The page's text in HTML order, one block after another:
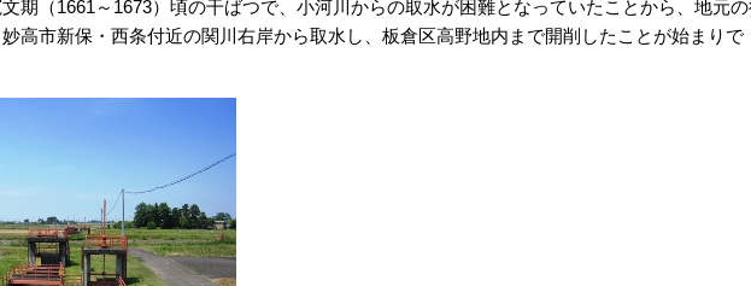
期（1661～1673）頃の干ばつで、小河川からの取水が困難となっていたことから、地元
高市新保・西条付近の関川右岸から取水し、板倉区高野地内まで開削したことが始まりで